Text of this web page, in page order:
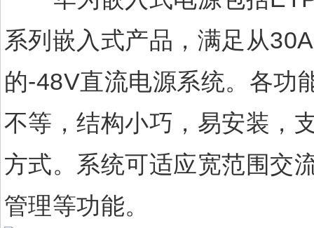
系列嵌入式产品，满足从
的-48V直流电源系统。各功
不等，结构小巧，易安装，
方式。系统可适应宽范围交
管理等功能。